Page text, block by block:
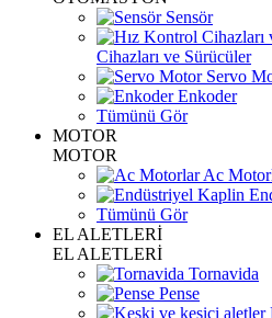
Sensör
Cihazları ve Sürücüler
Servo
Enkoder
Tümünü Gör
MOTOR
MOTOR
Ac
Tümünü Gör
EL ALETLERİ
EL ALETLERİ
Tornavida
Pense